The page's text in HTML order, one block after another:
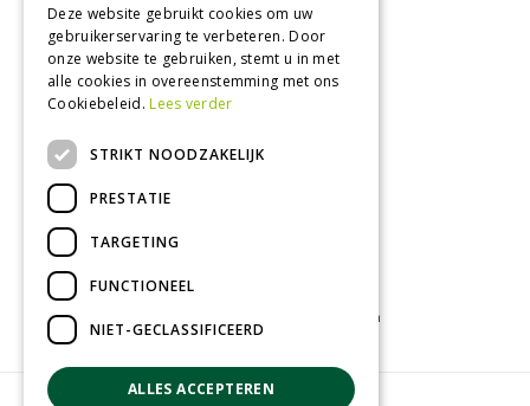
Donderdag
09:00 - 18:00
Vrijdag
09:00 - 18:00
Zaterdag
09:00 - 17:00
Toon alle openingstijden
Tuinplanten
Deze website gebruikt cookies om uw
gebruikerservaring te verbeteren. Door
onze website te gebruiken, stemt u in met
alle cookies in overeenstemming met ons
Cookiebeleid.Lees verder
STRIKT NOODZAKELIJK
PRESTATIE
TARGETING
FUNCTIONEEL
NIET-GECLASSIFICEERD
ALLES ACCEPTEREN